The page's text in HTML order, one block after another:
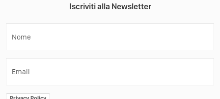
Iscriviti alla Newsletter
Nome
Email